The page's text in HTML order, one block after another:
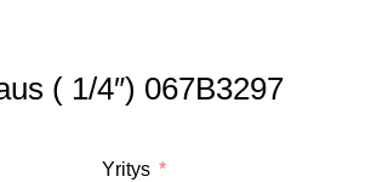
( 1/4″) 067B3297
Yritys